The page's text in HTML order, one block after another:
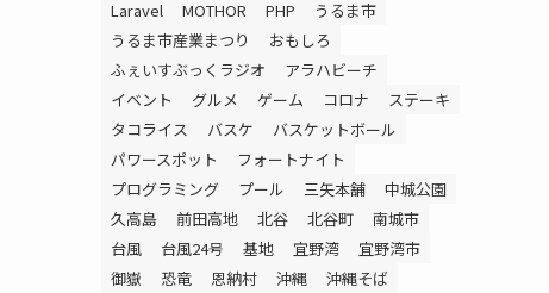
Laravel
MOTHOR PHP
うるま市
うるま市産業まつり
おもしろ
ふぇいすぶっくラジオ
アラハビーチ
イベント
グルメ ゲーム コロナ
ステーキ
タコライス
バスケ
バスケットボール
パワースポット
フォートナイト
プログラミング
プール 三矢本舗
中城公園
久高島
前田高地 北谷 北谷町
南城市
台風
台風24号 基地 宜野湾
宜野湾市
御嶽
恐竜 恩納村 沖縄
沖縄そば